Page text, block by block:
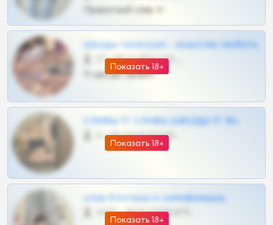
Приватный слив тг
Показать 18+
Шкоды телеграм - искуство любить
27 •
Тг шкоды приват
Показать 18+
СЛИВЫ ТГ СЛИВЫ ШКОДЫ ТГ 18+
0 •
Показать 18+
слив блогерш и онлифанщиц
4675 •